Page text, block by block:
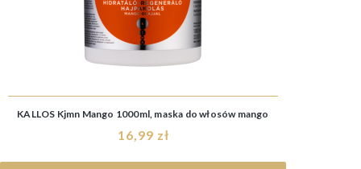
KALLOS Kjmn Mango 1000ml, maska do włosów mango
16,99 zł